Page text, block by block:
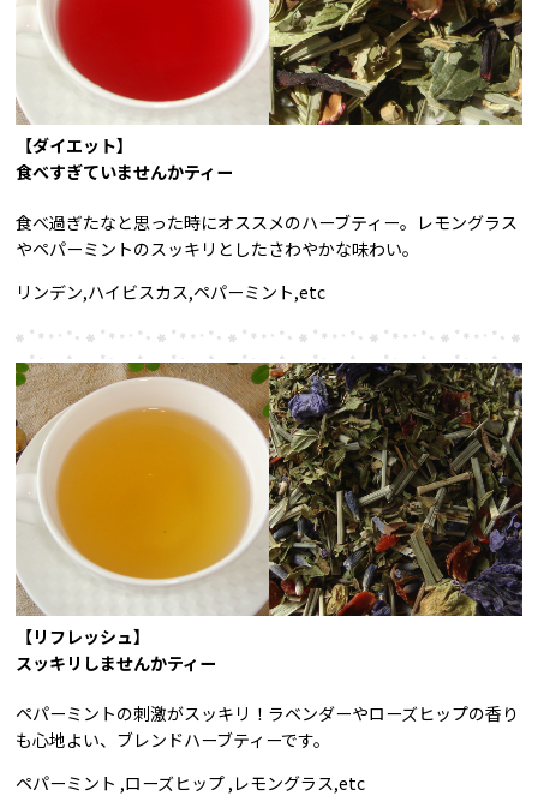
【ダイエット】
食べすぎていませんかティー
食べ過ぎたなと思った時にオススメのハーブティー。レモングラス
やペパーミントのスッキリとしたさわやかな味わい。
リンデン,ハイビスカス,ペパーミント,etc
【リフレッシュ】
スッキリしませんかティー
ペパーミントの刺激がスッキリ！ラベンダーやローズヒップの香り
も心地よい、ブレンドハーブティーです。
ペパーミント ,ローズヒップ ,レモングラス,etc